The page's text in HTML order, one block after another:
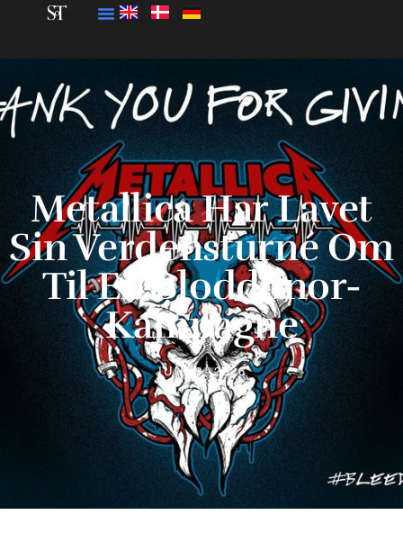
Metallica Har Lavet
Sin Verdensturné Om
Til En Bloddonor-
Kampagne
JUNI 9, 2026